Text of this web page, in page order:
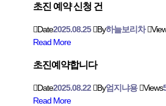
초진 예약 신청 건
Date2025.08.25 By하늘보리차
Read More
초진예약합니다
Date2025.08.22 By엄지냐용 Views
Read More